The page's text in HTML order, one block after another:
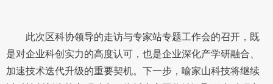
此次区科协领导的走访与专家站专题工作会的召开，既
是对企业科创实力的高度认可，也是企业深化产学研融合、
加速技术迭代升级的重要契机。下一步，喻家山科技将继续